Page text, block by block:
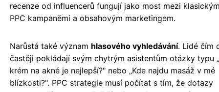
recenze od influencerů fungují jako most mezi
PPC kampaněmi a obsahovým marketingem.
Narůstá také význam hlasového vyhledávání. Lidé čím
častěji pokládají svým chytrým asistentům otázky typu
krém na akné je nejlepší?" nebo „Kde najdu masáž v mé
blízkosti?". PPC strategie musí počítat s tím, že dotazy